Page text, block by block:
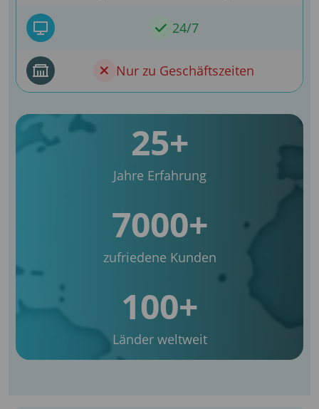
24/7
Nur zu Geschäftszeiten
25+
Jahre Erfahrung
7000+
zufriedene Kunden
100+
Länder weltweit